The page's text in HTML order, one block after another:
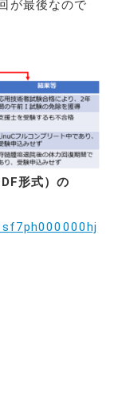
が最後なので
形式）の